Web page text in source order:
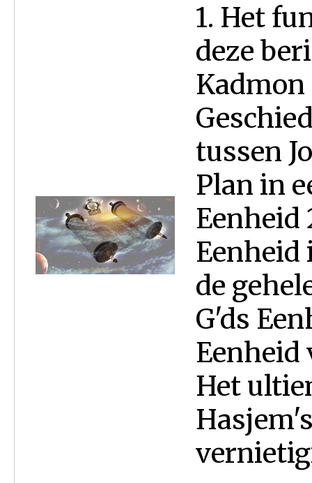
1. Het
deze
Kadmon
tussen
Plan in
Eenheid
Eenheid
de
G'ds
Het